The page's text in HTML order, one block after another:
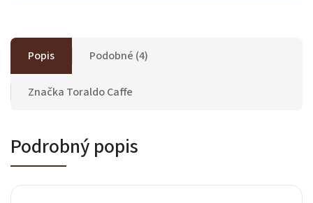
Popis Podobné (4)
Značka Toraldo Caffe
Podrobný popis